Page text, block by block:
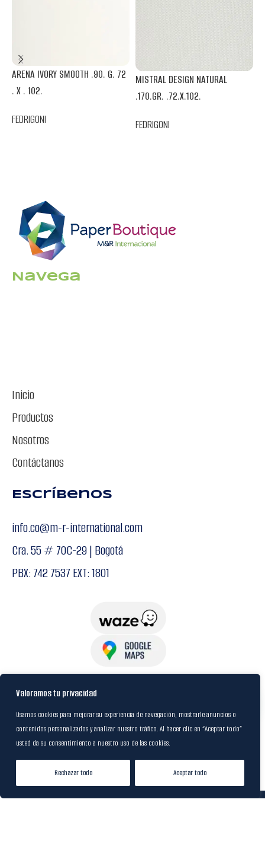
Valoramos tu privacidad
Usamos cookies para mejorar su experiencia de navegación, mostrarle anuncios o
contenidos personalizados y analizar nuestro tráfico. Al hacer clic en “Aceptar todo”
usted da su consentimiento a nuestro uso de las cookies.
Rechazar todo Aceptar todo
ARENA IVORY SMOOTH .90. G. 72
. X . 102.
FEDRIGONI
MISTRAL DESIGN NATURAL
.170.GR. .72.X.102.
FEDRIGONI
Navega
Inicio
Productos
Nosotros
Contáctanos
Escríbenos
info.co@m-r-international.com
Cra. 55 # 70C-29 | Bogotá
PBX: 742 7537 EXT: 1801
USuarios
Política de Datos